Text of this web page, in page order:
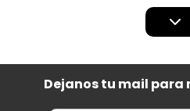
Dejanos tu mail para